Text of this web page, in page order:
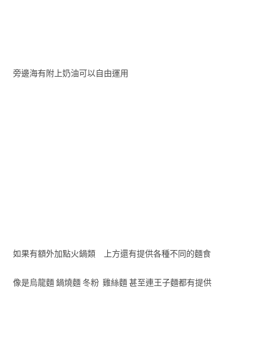
旁邊海有附上奶油可以自由運用
如果有額外加點火鍋類 上方還有提供各種不同的麵食
像是烏龍麵 鍋燒麵 冬粉 雞絲麵 甚至連王子麵都有提供